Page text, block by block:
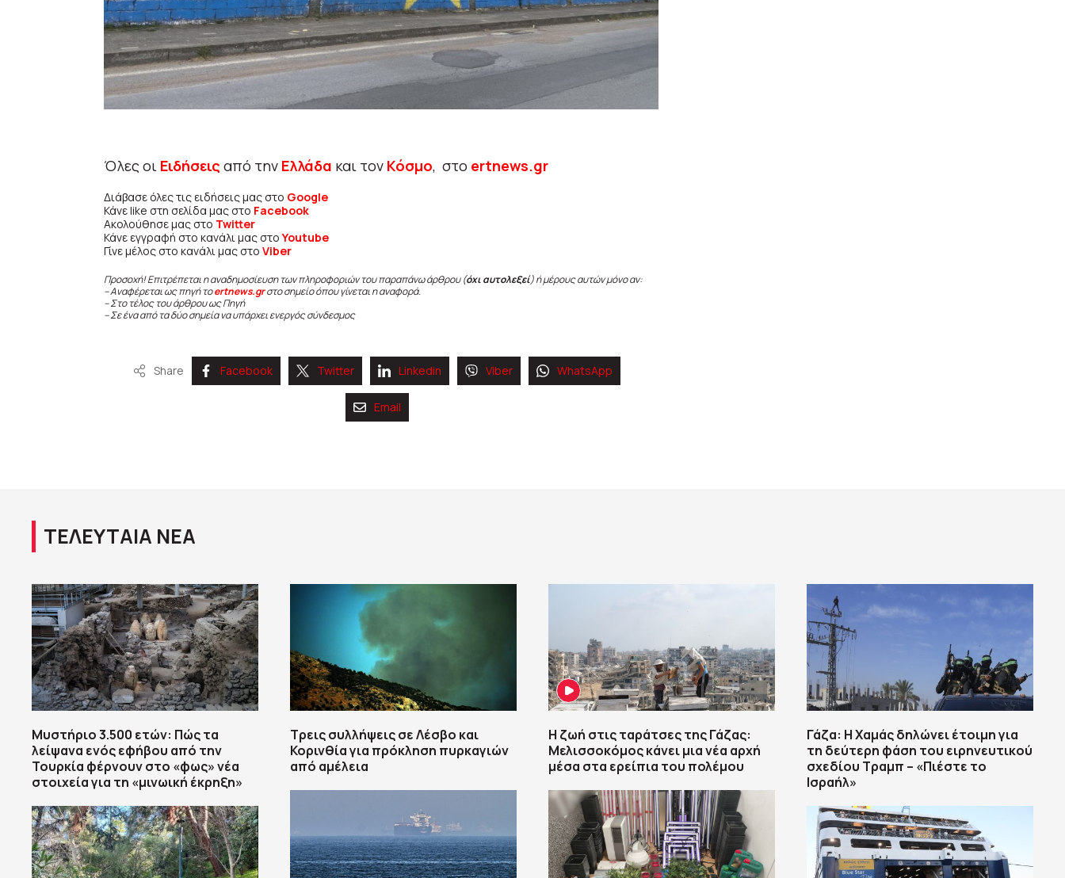
Όλες οι Ειδήσεις από την Ελλάδα και τον Κόσμο, στο ertnews.gr
Διάβασε όλες τις ειδήσεις μας στο Google
Κάνε like στη σελίδα μας στο Facebook
Ακολούθησε μας στο Twitter
Κάνε εγγραφή στο κανάλι μας στοYoutube
Γίνε μέλος στο κανάλι μας στο Viber
Προσοχή! Επιτρέπεται η αναδημοσίευση των πληροφοριών του παραπάνω άρθρου (όχι αυτολεξεί) ή μέρους αυτών μόνο αν:
– Αναφέρεται ως πηγή τοertnews.gr στο σημείο όπου γίνεται η αναφορά.
– Στο τέλος του άρθρου ως Πηγή
– Σε ένα από τα δύο σημεία να υπάρχει ενεργός σύνδεσμος
Share Facebook Twitter Linkedin Viber WhatsApp
Email
ΤΕΛΕΥΤΑΙΑ ΝΕΑ
Μυστήριο 3.500 ετών: Πώς τα
λείψανα ενός εφήβου από την
Τουρκία φέρνουν στο «φως» νέα
στοιχεία για τη «μινωική έκρηξη»
Τρεις συλλήψεις σε Λέσβο και
Κορινθία για πρόκληση πυρκαγιών
από αμέλεια
Η ζωή στις ταράτσες της Γάζας:
Μελισσοκόμος κάνει μια νέα αρχή
μέσα στα ερείπια του πολέμου
Γάζα: Η Χαμάς δηλώνει έτοιμη για
τη δεύτερη φάση του ειρηνευτικού
σχεδίου Τραμπ – «Πιέστε το
Ισραήλ»